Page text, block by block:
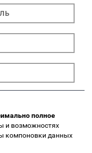
полное
и возможностях
компоновки данных